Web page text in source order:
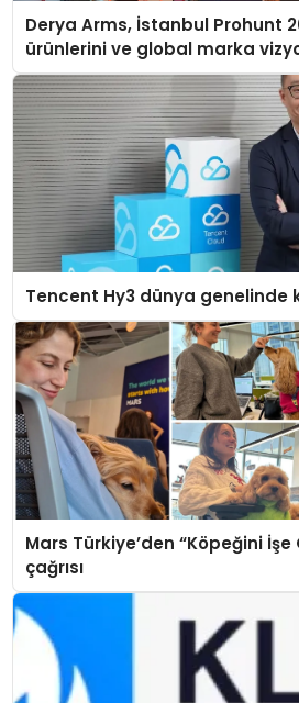
Derya Arms, İstanbul Prohunt
ürünlerini ve global marka
Tencent Hy3 dünya genelinde
Mars Türkiye’den “Köpeğini İşe
çağrısı